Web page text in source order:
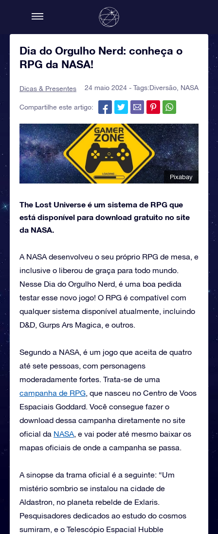
Dia do Orgulho Nerd: conheça o
RPG da NASA!
Dicas & Presentes 24 maio 2024 - Tags:Diversão NASA
Compartilhe este artigo:
Pixabay
The Lost Universe é um sistema de RPG que
está disponível para download gratuito no site
da NASA.
A NASA desenvolveu o seu próprio RPG de mesa, e
inclusive o liberou de graça para todo mundo.
Nesse Dia do Orgulho Nerd, é uma boa pedida
testar esse novo jogo! O RPG é compatível com
qualquer sistema disponível atualmente, incluindo
D&D, Gurps Ars Magica, e outros.
Segundo a NASA, é um jogo que aceita de quatro
até sete pessoas, com personagens
moderadamente fortes. Trata-se de uma
campanha de RPG, que nasceu no Centro de Voos
Espaciais Goddard. Você consegue fazer o
download dessa campanha diretamente no site
oficial da NASA, e vai poder até mesmo baixar os
mapas oficiais de onde a campanha se passa.
A sinopse da trama oficial é a seguinte: “Um
mistério sombrio se instalou na cidade de
Aldastron, no planeta rebelde de Exlaris.
Pesquisadores dedicados ao estudo do cosmos
sumiram, e o Telescópio Espacial Hubble